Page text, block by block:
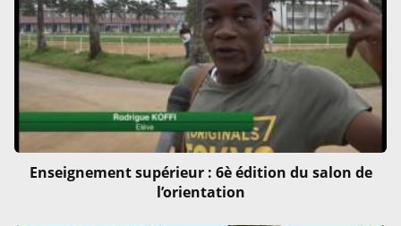
Enseignement supérieur : 6è édition du salon de
l’orientation